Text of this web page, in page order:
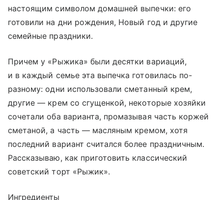
настоящим символом домашней выпечки: его
готовили на дни рождения, Новый год и другие
семейные праздники.
Причем у «Рыжика» были десятки вариаций,
и в каждый семье эта выпечка готовилась по-
разному: одни использовали сметанный крем,
другие — крем со сгущенкой, некоторые хозяйки
сочетали оба варианта, промазывая часть коржей
сметаной, а часть — масляным кремом, хотя
последний вариант считался более праздничным.
Рассказываю, как приготовить классический
советский торт «Рыжик».
Ингредиенты